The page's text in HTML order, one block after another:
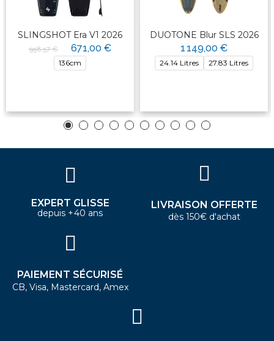
SLINGSHOT Era V1 2026
958,57 € 671,00 €
136cm
DUOTONE Blur SLS 2026
1 149,00 €
24.14 Litres 27.83 Litres
EXPERT GLISSE
depuis +40 ans
LIVRAISON OFFERTE
dès 150€ d'achat
PAIEMENT SÉCURISÉ
CB, Visa, Mastercard, Amex